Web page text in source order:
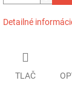
Detailné
TLAČ